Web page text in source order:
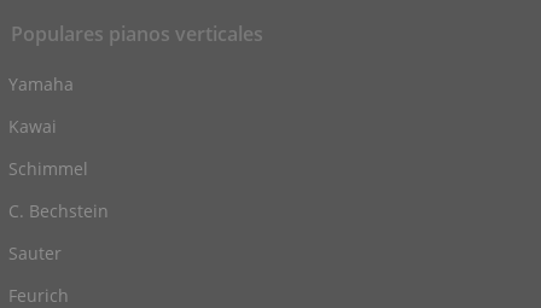
Populares pianos verticales
Yamaha
Kawai
Schimmel
C. Bechstein
Sauter
Feurich